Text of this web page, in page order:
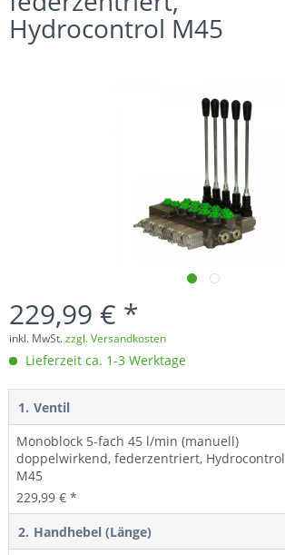
Hydrocontrol M45
229,99 € *
inkl. MwSt.zzgl. Versandkosten
Lieferzeit ca. 1-3 Werktage
1. Ventil
Monoblock 5-fach 45 l/min (manuell)
doppelwirkend, federzentriert, Hydrocontrol
M45
229,99 € *
2. Handhebel (Länge)